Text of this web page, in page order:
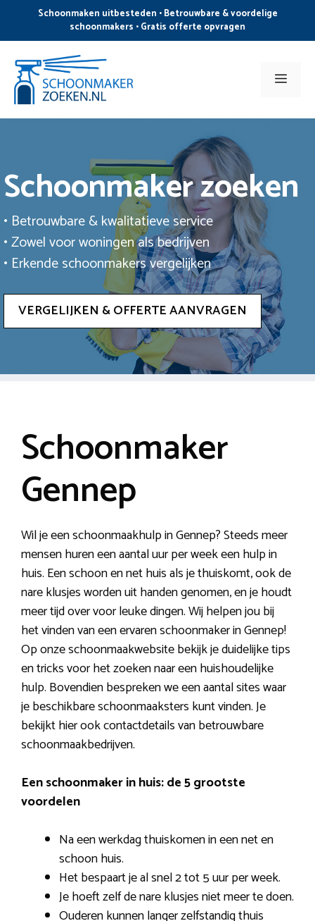
de
inhoud
Schoonmaken uitbesteden • Betrouwbare & voordelige
schoonmakers • Gratis offerte opvragen
Menu
Schoonmaker zoeken
• Betrouwbare & kwalitatieve service
• Zowel voor woningen als bedrijven
• Erkende schoonmakers vergelijken
VERGELIJKEN & OFFERTE AANVRAGEN
Schoonmaker
Gennep
Wil je een schoonmaakhulp in Gennep? Steeds meer
mensen huren een aantal uur per week een hulp in
huis. Een schoon en net huis als je thuiskomt, ook de
nare klusjes worden uit handen genomen, en je houdt
meer tijd over voor leuke dingen. Wij helpen jou bij
het vinden van een ervaren schoonmaker in Gennep!
Op onze schoonmaakwebsite bekijk je duidelijke tips
en tricks voor het zoeken naar een huishoudelijke
hulp. Bovendien bespreken we een aantal sites waar
je beschikbare schoonmaaksters kunt vinden. Je
bekijkt hier ook contactdetails van betrouwbare
schoonmaakbedrijven.
Een schoonmaker in huis: de 5 grootste
voordelen
Na een werkdag thuiskomen in een net en
schoon huis.
Het bespaart je al snel 2 tot 5 uur per week.
Je hoeft zelf de nare klusjes niet meer te doen.
Ouderen kunnen langer zelfstandig thuis